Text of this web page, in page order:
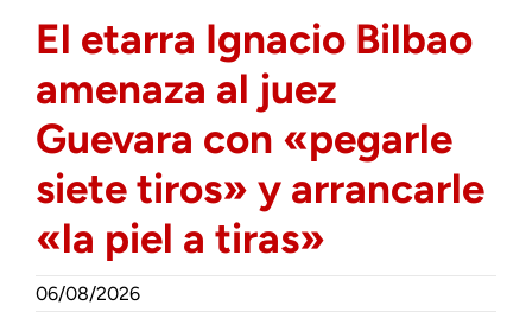
Actualidad
Actividades
Colabora
El etarra Ignacio Bilbao
amenaza al juez
Guevara con «pegarle
siete tiros» y arrancarle
«la piel a tiras»
06/08/2026